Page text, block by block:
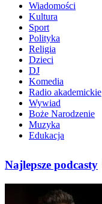
Wiadomości
Kultura
Sport
Polityka
Religia
Dzieci
DJ
Komedia
Radio akademickie
Wywiad
Boże Narodzenie
Muzyka
Edukacja
Najlepsze podcasty